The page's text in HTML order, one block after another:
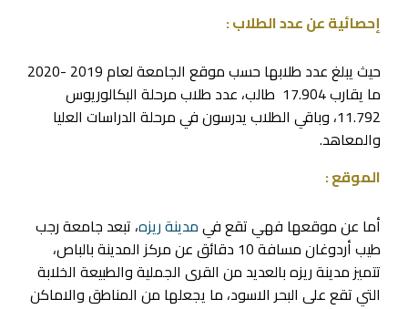
إحصائية عن عدد الطلاب :
حيث يبلغ عدد طلابها حسب موقع الجامعة لعام 2019 -2020
ما يقارب 17.904 طالب، عدد طلاب مرحلة البكالوريوس
11.792، وباقي الطلاب يدرسون في مرحلة الدراسات العليا
والمعاهد.
الموقع :
أما عن موقعها فهي تقع فيمدينة ريزه، تبعد جامعة رجب
طيب أردوغان مسافة 10 دقائق عن مركز المدينة بالباص،
تتميز مدينة ريزه بالعديد من القرى الجملية والطبيعة الخلابة
التي تقع على البحر الاسود، ما يجعلها من المناطق والاماكن